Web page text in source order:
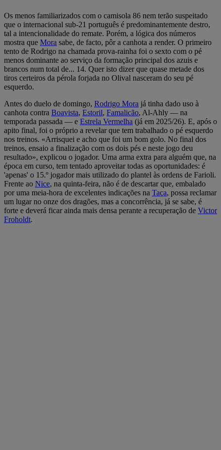
Os menos familiarizados com o camisola 86 nem terão suspeitado
que o internacional sub-21 português é predominantemente destro,
tal a intencionalidade do remate. Porém, a lógica dos números
mostra que Mora sabe, de facto, pôr a canhota a render. O primeiro
tento de Rodrigo na chamada prova-rainha foi o sexto com o pé
menos dominante ao serviço da formação principal dos azuis e
brancos num total de... 14. Quer isto dizer que quase metade dos
tiros certeiros da pérola forjada no Olival nasceram do seu pé
esquerdo.
Antes do duelo de domingo, Rodrigo Mora já tinha dado uso à
canhota contra Boavista, Estoril, Famalicão, Al-Ahly — na
temporada passada — e Estrela Vermelha (já em 2025/26). E, após o
apito final, foi o próprio a revelar que tem trabalhado o pé esquerdo
nos treinos. «Arrisquei e acho que foi um bom golo. No final dos
treinos, ensaio a finalização com os dois pés e neste jogo deu
resultado», explicou o jogador. Uma arma extra para alguém que, na
época em curso, tem tentado aproveitar todas as oportunidades: é
'apenas' o 15.º jogador mais utilizado do plantel às ordens de Farioli.
Frente ao Nice, na quinta-feira, não é de descartar que, embalado
por uma meia-hora de excelentes indicações na Taça, possa reclamar
um lugar no onze dos dragões, mas a concorrência, já se sabe, é
forte e deverá ficar ainda mais densa perante a recuperação de Victor
Froholdt.